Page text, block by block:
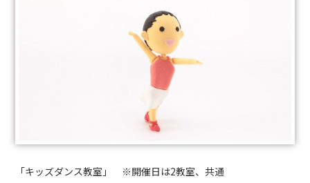
「キッズダンス教室」 ※開催日は2教室、共通